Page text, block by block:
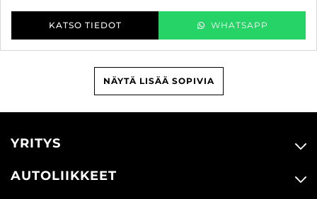
KATSO TIEDOT WHATSAPP
NÄYTÄ LISÄÄ SOPIVIA
YRITYS
AUTOLIIKKEET